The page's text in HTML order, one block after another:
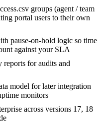
groups (agent / team
portal users to their own
pause-on-hold logic so time
against your SLA
for audits and
model for later integration
monitors
across versions 17, 18